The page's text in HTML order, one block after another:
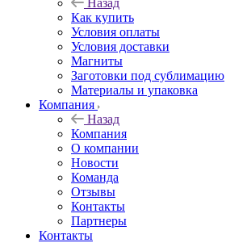
Назад
Как купить
Условия оплаты
Условия доставки
Магниты
Заготовки под сублимацию
Материалы и упаковка
Компания
Назад
Компания
О компании
Новости
Команда
Отзывы
Контакты
Партнеры
Контакты